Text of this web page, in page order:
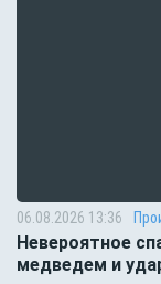
06.08.2026 13:36
Невероятное
медведем и